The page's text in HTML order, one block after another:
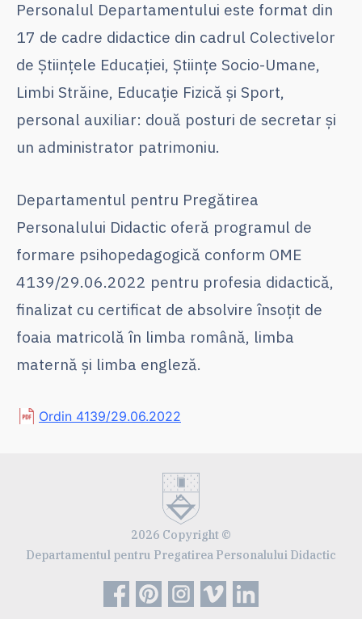
Personalul Departamentului este format din
17 de cadre didactice din cadrul Colectivelor
de Științele Educației, Științe Socio-Umane,
Limbi Străine, Educație Fizică și Sport,
personal auxiliar: două posturi de secretar și
un administrator patrimoniu.
Departamentul pentru Pregătirea
Personalului Didactic oferă programul de
formare psihopedagogică conform OME
4139/29.06.2022 pentru profesia didactică,
finalizat cu certificat de absolvire însoțit de
foaia matricolă în limba română, limba
maternă și limba engleză.
Ordin 4139/29.06.2022
2026 Copyright ©
Departamentul pentru Pregatirea Personalului Didactic